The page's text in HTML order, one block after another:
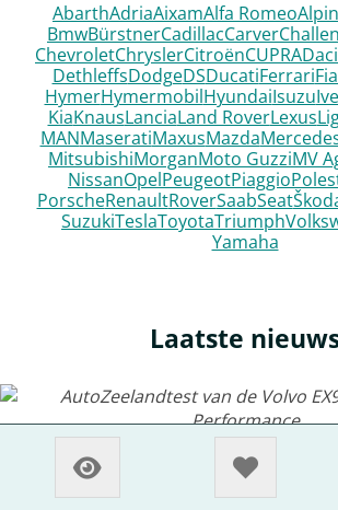
AbarthAdriaAixamAlfa Romeo
BmwBürstnerCadillacCarver
ChevroletChryslerCitroënCUPRA
DethleffsDodgeDSDucatiFerrari
HymerHymermobilHyundaiIsuzu
KiaKnausLanciaLand RoverLexus
MANMaseratiMaxusMazda
MitsubishiMorganMoto GuzziMV
NissanOpelPeugeotPiaggio
PorscheRenaultRoverSaabSeat
SuzukiTeslaToyotaTriumph
Yamaha
Laatste
AutoZeelandtest van de Volvo
Motor Performance